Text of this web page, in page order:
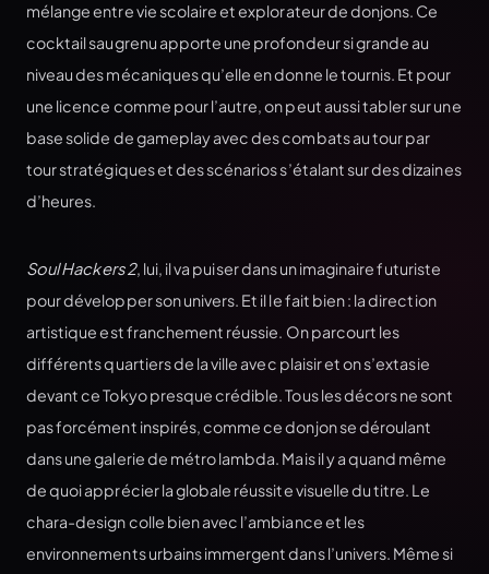
mélange entre vie scolaire et explorateur de donjons. Ce
cocktail saugrenu apporte une profondeur si grande au
niveau des mécaniques qu’elle en donne le tournis. Et pour
une licence comme pour l’autre, on peut aussi tabler sur une
base solide de gameplay avec des combats au tour par
tour stratégiques et des scénarios s’étalant sur des dizaines
d’heures.
Soul Hackers 2, lui, il va puiser dans un imaginaire futuriste
pour développer son univers. Et il le fait bien : la direction
artistique est franchement réussie. On parcourt les
différents quartiers de la ville avec plaisir et on s’extasie
devant ce Tokyo presque crédible. Tous les décors ne sont
pas forcément inspirés, comme ce donjon se déroulant
dans une galerie de métro lambda. Mais il y a quand même
de quoi apprécier la globale réussite visuelle du titre. Le
chara-design colle bien avec l’ambiance et les
environnements urbains immergent dans l’univers. Même si